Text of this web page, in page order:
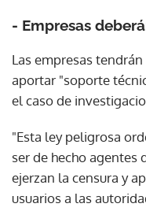
- Empresas
Las empresas
aportar "soporte
el caso de
"Esta ley peligrosa
ser de hecho agentes
ejerzan la censura y
usuarios a las